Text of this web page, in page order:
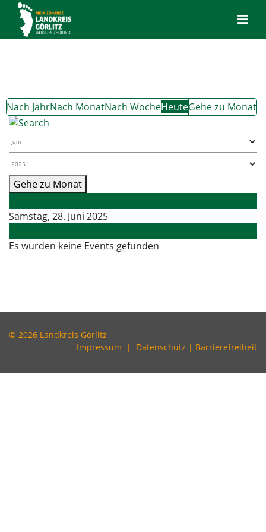
Nach JahrNach MonatNach WocheHeuteGehe zu Monat
Gehe zu Monat
Samstag, 28. Juni 2025
Es wurden keine Events gefunden
© 2026 Landkreis Görlitz
Impressum | Datenschutz | Barrierefreiheit